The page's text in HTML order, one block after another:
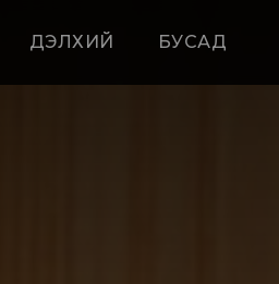
ДЭЛХИЙ БУСАД